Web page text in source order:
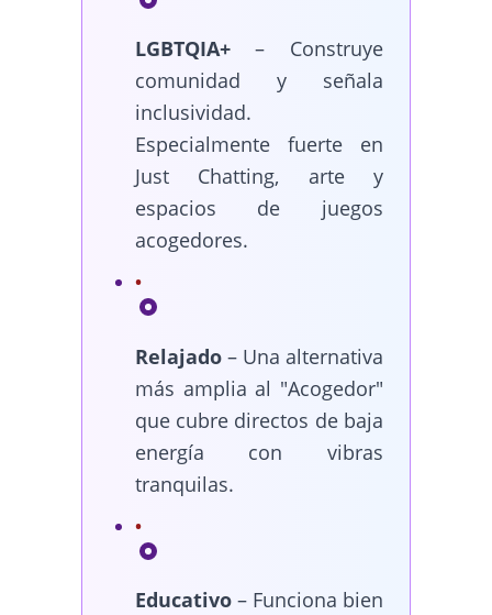
LGBTQIA+– Construye
comunidad y señala
inclusividad.
Especialmente fuerte en
Just Chatting, arte y
espacios de juegos
acogedores.
Relajado– Una alternativa
más amplia al "Acogedor"
que cubre directos de baja
energía con vibras
tranquilas.
Educativo– Funciona bien